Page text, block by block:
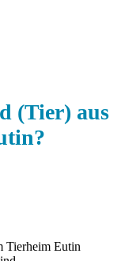
(Tier) aus
Tierheim Eutin